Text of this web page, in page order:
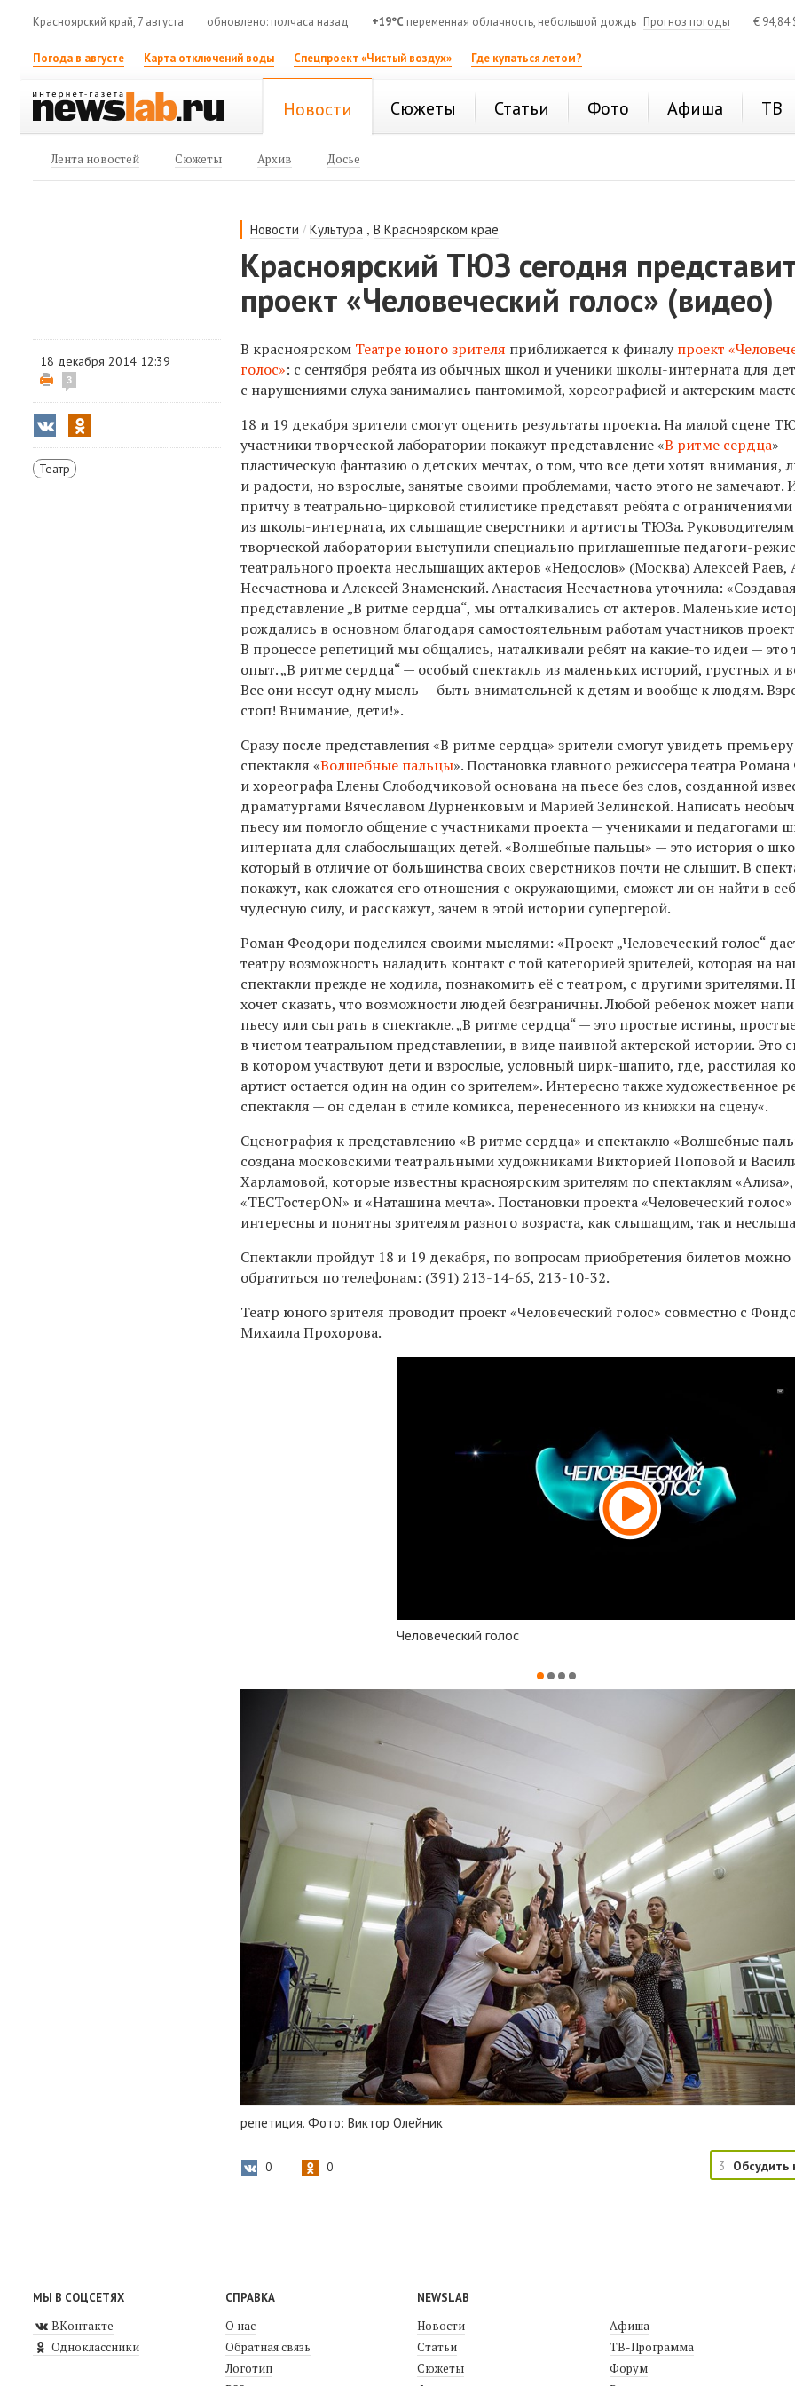
Красноярский край, 7 августа обновлено: полчаса назад +19°C переменная облачность, небольшой дождь Прогноз погоды € 94,84
Погода в августе Карта отключений воды Спецпроект «Чистый воздух» Где купаться летом?
Новости Сюжеты Статьи Фото Афиша ТВ
Лента новостей Сюжеты Архив Досье
Новости /Культура ,В Красноярском крае
Красноярский ТЮЗ сегодня
проект «Человеческий голос» (видео)
18 декабря 2014 12:39
3
Театр
В красноярском Театре юного зрителя приближается к финалупроект
голос»: с сентября ребята из обычных школ и ученики школы-интерната для
с нарушениями слуха занимались пантомимой, хореографией и актерским
18 и 19 декабря зрители смогут оценить результаты проекта. На малой сцене
участники творческой лаборатории покажут представление «В ритме сердца»
пластическую фантазию о детских мечтах, о том, что все дети хотят внимания,
и радости, но взрослые, занятые своими проблемами, часто этого не замечают.
притчу в театрально-цирковой стилистике представят ребята с ограничениями
из школы-интерната, их слышащие сверстники и артисты ТЮЗа.
творческой лаборатории выступили специально приглашенные педагоги-
театрального проекта неслышащих актеров «Недослов» (Москва) Алексей Раев,
Несчастнова и Алексей Знаменский. Анастасия Несчастнова уточнила: «Создавая
представление „В ритме сердца“, мы отталкивались от актеров. Маленькие
рождались в основном благодаря самостоятельным работам участников
В процессе репетиций мы общались, наталкивали ребят на какие-то идеи — это
опыт. „В ритме сердца“ — особый спектакль из маленьких историй, грустных и
Все они несут одну мысль — быть внимательней к детям и вообще к людям.
стоп! Внимание, дети!».
Сразу после представления «В ритме сердца» зрители смогут увидеть премьеру
спектакля «Волшебные пальцы». Постановка главного режиссера театра
и хореографа Елены Слободчиковой основана на пьесе без слов, созданной
драматургами Вячеславом Дурненковым и Марией Зелинской. Написать
пьесу им помогло общение с участниками проекта — учениками и педагогами
интерната для слабослышащих детей. «Волшебные пальцы» — это история о
который в отличие от большинства своих сверстников почти не слышит. В
покажут, как сложатся его отношения с окружающими, сможет ли он найти в
чудесную силу, и расскажут, зачем в этой истории супергерой.
Роман Феодори поделился своими мыслями: «Проект „Человеческий голос“
театру возможность наладить контакт с той категорией зрителей, которая на
спектакли прежде не ходила, познакомить её с театром, с другими зрителями.
хочет сказать, что возможности людей безграничны. Любой ребенок может
пьесу или сыграть в спектакле. „В ритме сердца“ — это простые истины,
в чистом театральном представлении, в виде наивной актерской истории. Это
в котором участвуют дети и взрослые, условный цирк-шапито, где, расстилая
артист остается один на один со зрителем». Интересно также художественное
спектакля — он сделан в стиле комикса, перенесенного из книжки на сцену«.
Сценография к представлению «В ритме сердца» и спектаклю «Волшебные
создана московскими театральными художниками Викторией Поповой и
Харламовой, которые известны красноярским зрителям по спектаклям «Алиsа»,
«ТЕСТостерON» и «Наташина мечта». Постановки проекта «Человеческий голос»
интересны и понятны зрителям разного возраста, как слышащим, так и
Спектакли пройдут 18 и 19 декабря, по вопросам приобретения билетов можно
обратиться по телефонам: (391) 213-14-65, 213-10-32.
Театр юного зрителя проводит проект «Человеческий голос» совместно с
Михаила Прохорова.
Человеческий голос
репетиция. Фото: Виктор Олейник
0 0 3 Обсудить
МЫ В СОЦСЕТЯХ
ВКонтакте
Одноклассники
СПРАВКА
О нас
Обратная связь
Логотип
NEWSLAB
Новости
Статьи
Сюжеты
Афиша
ТВ-Программа
Форум